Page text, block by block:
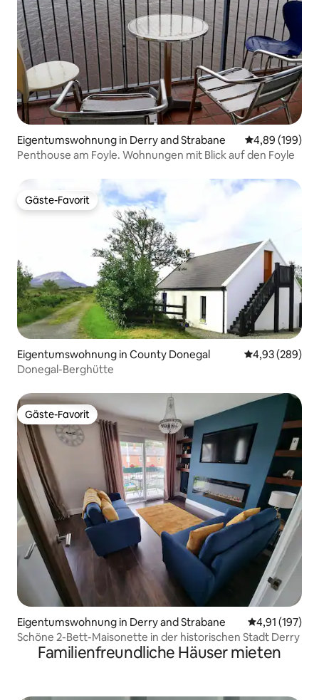
Eigentumswohnung in Derry and Strabane
4,89 (199)
Penthouse am Foyle. Wohnungen mit Blick auf den Foyle
Gäste-Favorit
Gäste-Favorit
Eigentumswohnung in County Donegal
4,93 (289)
Donegal-Berghütte
Gäste-Favorit
Gäste-Favorit
Eigentumswohnung in Derry and Strabane
4,91 (197)
Schöne 2-Bett-Maisonette in der historischen Stadt Derry
Familienfreundliche Häuser mieten